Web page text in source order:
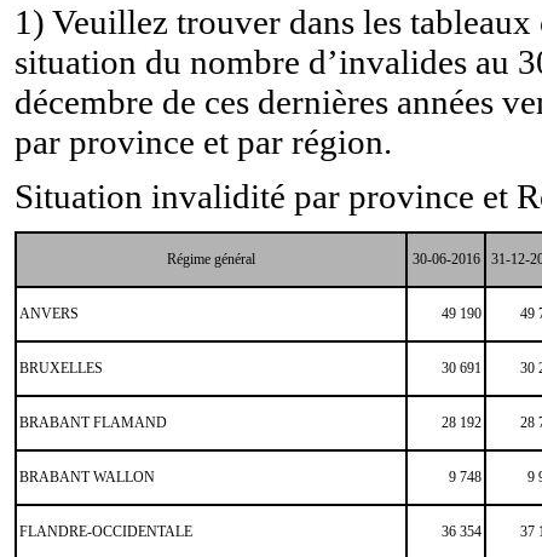
1) Veuillez trouver dans les tableaux
situation du nombre d’invalides au
décembre de ces dernières années
par province et par région.
Situation invalidité par province et R
Régime général 30-06-2016 31-12-
ANVERS 49 190 49
BRUXELLES 30 691 30
BRABANT FLAMAND 28 192 28
BRABANT WALLON 9 748 9
FLANDRE-OCCIDENTALE 36 354 37